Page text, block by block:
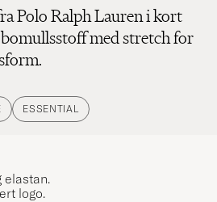
Polo Ralph Lauren i kort
med stretch for
ESSENTIAL
elastan.
logo.